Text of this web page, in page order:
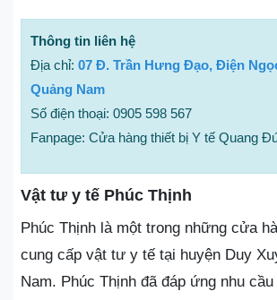
Thông tin liên hệ
Địa chỉ: 07 Đ. Trần Hưng Đạo, Điện
Quảng Nam
Số điện thoại: 0905 598 567
Fanpage: Cửa hàng thiết bị Y tế Quang
Vật tư y tế Phúc Thịnh
Phúc Thịnh là một trong những cửa
cung cấp vật tư y tế tại huyện Duy
Nam. Phúc Thịnh đã đáp ứng nhu